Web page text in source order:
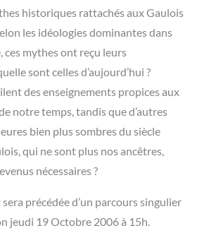
historiques rattachés aux Gaulois
les idéologies dominantes dans
ces mythes ont reçu leurs
sont celles d’aujourd’hui ?
des enseignements propices aux
notre temps, tandis que d’autres
bien plus sombres du siècle
qui ne sont plus nos ancêtres,
nécessaires ?
précédée d’un parcours singulier
jeudi 19 Octobre 2006 à 15h.